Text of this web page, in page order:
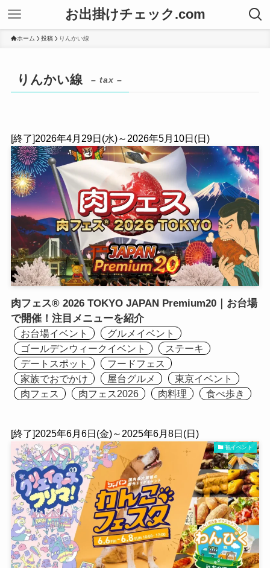
お出掛けチェック.com
ホーム 投稿 りんかい線
りんかい線 – tax –
[終了]2026年4月29日(水)～2026年5月10日(日)
肉フェス® 2026 TOKYO JAPAN Premium20｜お台場
で開催！注目メニューを紹介
お台場イベント
グルメイベント
ゴールデンウィークイベント
ステーキ
デートスポット
フードフェス
家族でおでかけ
屋台グルメ
東京イベント
肉フェス
肉フェス2026 肉料理 食べ歩き
[終了]2025年6月6日(金)～2025年6月8日(日)
観イベント